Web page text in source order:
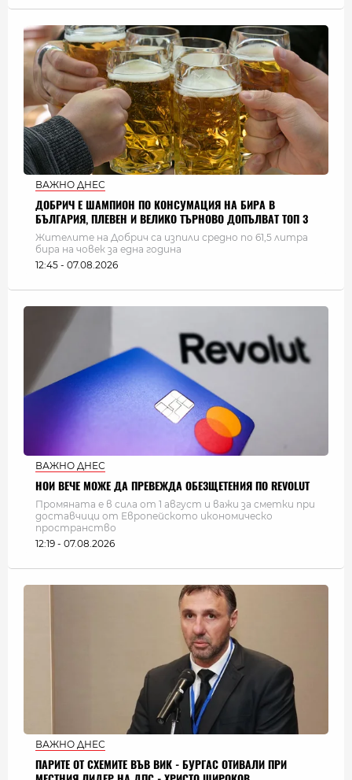
ВАЖНО ДНЕС
ДОБРИЧ Е ШАМПИОН ПО КОНСУМАЦИЯ НА БИРА В
БЪЛГАРИЯ, ПЛЕВЕН И ВЕЛИКО ТЪРНОВО ДОПЪЛВАТ ТОП 3
Жителите на Добрич са изпили средно по 61,5 литра
бира на човек за една година
12:45 - 07.08.2026
ВАЖНО ДНЕС
НОИ ВЕЧЕ МОЖЕ ДА ПРЕВЕЖДА ОБЕЗЩЕТЕНИЯ ПО REVOLUT
Промяната е в сила от 1 август и важи за сметки при
доставчици от Европейското икономическо
пространство
12:19 - 07.08.2026
ВАЖНО ДНЕС
ПАРИТЕ ОТ СХЕМИТЕ ВЪВ ВИК - БУРГАС ОТИВАЛИ ПРИ